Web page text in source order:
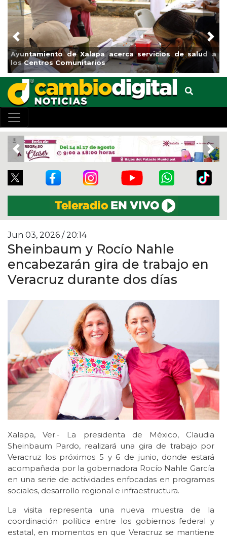
de Xalapa acerca servicios de salud a
Centros Comunitarios
el
Previous
Previous
Jun 03, 2026 / 20:14
Sheinbaum y Rocío Nahle
encabezarán gira de trabajo en
Veracruz durante dos días
Xalapa, Ver.- La presidenta de México, Claudia
Sheinbaum Pardo, realizará una gira de trabajo por
Veracruz los próximos 5 y 6 de junio, donde estará
acompañada por la gobernadora Rocío Nahle García
en una serie de actividades enfocadas en programas
sociales, desarrollo regional e infraestructura.
La visita representa una nueva muestra de la
coordinación política entre los gobiernos federal y
estatal, en momentos en que Veracruz se mantiene